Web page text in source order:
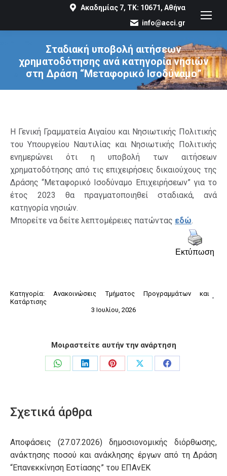
Ακαδημίας 7, ΤΚ: 10671, Αθήνα
info@acci.gr
Σταδιακή υποβολή αιτήσεων
χρηματοδότησης ανά κατηγορία νησιών
στη Δράση “Μεταφορικό Ισοδύναμο”
You are here:
Η Γενική Γραμματεία Αιγαίου και Νησιωτικής Πολιτικής
του Υπουργείου Ναυτιλίας και Νησιωτικής Πολιτικής
ενημερώνει ότι η υποβολή των αιτήσεων
χρηματοδότησης από τις επιχειρήσεις δικαιούχους της
Δράσης “Μεταφορικό Ισοδύναμο Επιχειρήσεων” για το
έτος 2023 θα πραγματοποιηθεί σταδιακά, ανά
κατηγορία νησιών.
Μπορείτε να δείτε λεπτομέρειες πατώντας εδώ.
Εκτύπωση
Κατηγορία:Ανακοινώσεις Τμήματος Προγραμμάτων και
Κατάρτισης
3 Ιουλίου, 2026
Μοιραστείτε αυτήν την ανάρτηση
Share
Share
Share
Share
Share
Σχετικά άρθρα
Αποφάσεις (27.07.2026) δημοσιονομικής διόρθωσης,
ανάκτησης ποσού και ανάκλησης έργων από τη Δράση
“Επανεκκίνηση Εστίασης” του ΕΠΑνΕΚ